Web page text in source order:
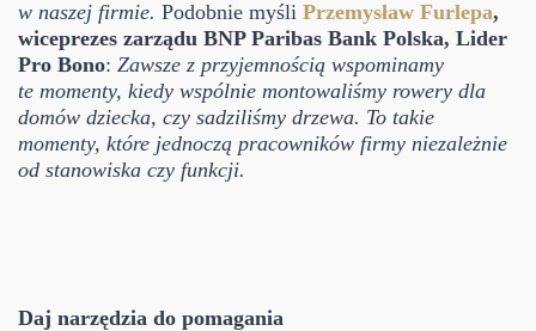
w naszej firmie. Podobnie myśli Przemysław Furlepa,
wiceprezes zarządu BNP Paribas Bank Polska, Lider
Pro Bono: Zawsze z przyjemnością wspominamy
te momenty, kiedy wspólnie montowaliśmy rowery dla
domów dziecka, czy sadziliśmy drzewa. To takie
momenty, które jednoczą pracowników firmy niezależnie
od stanowiska czy funkcji.
Daj narzędzia do pomagania